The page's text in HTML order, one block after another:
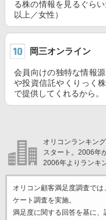
る株の情報を見るぐら
以上／女性）
岡三オンライン
会員向けの独特な情報
や投資信託やくりっく
で提供してくれるから。
オリコンランキン
スタート。2006年
2006年よりランキ
オリコン顧客満足度調査で
ケート調査を実施。
満足度に関する回答を基に、